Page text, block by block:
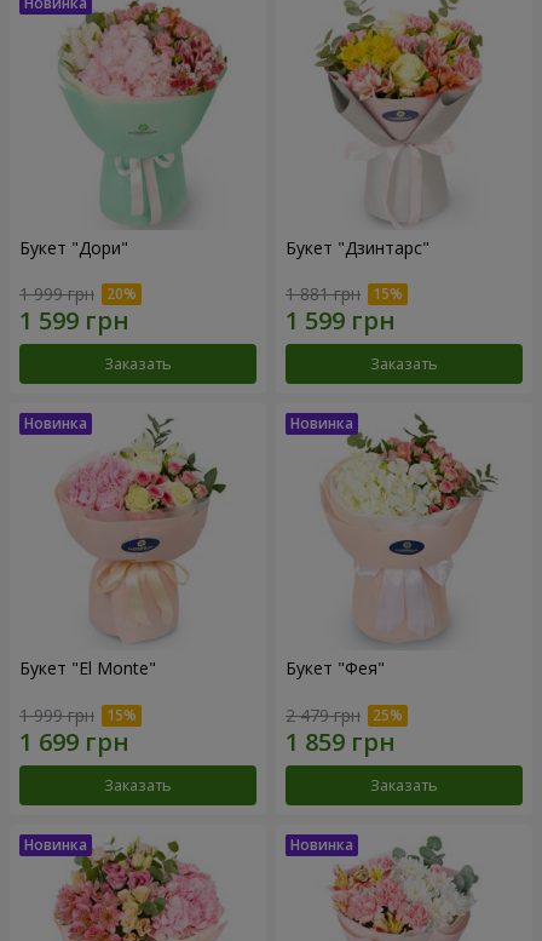
Букет "Дори"
1 999 грн
Заказать
Букет "Дзинтарс"
1 881 грн
Заказать
Букет "El Monte"
1 999 грн
Заказать
Букет "Фея"
2 479 грн
Заказать